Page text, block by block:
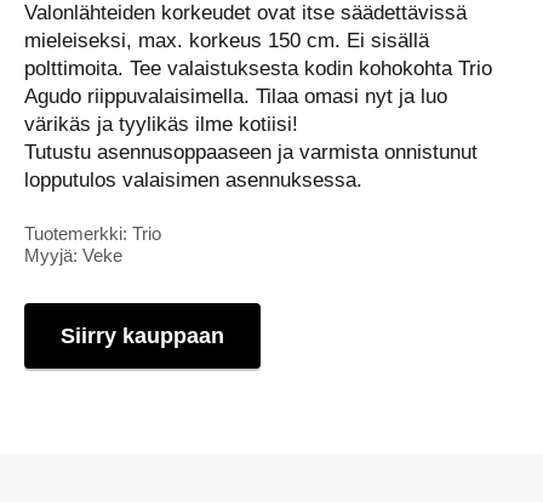
Valonlähteiden korkeudet ovat itse säädettävissä
mieleiseksi, max. korkeus 150 cm. Ei sisällä
polttimoita. Tee valaistuksesta kodin kohokohta Trio
Agudo riippuvalaisimella. Tilaa omasi nyt ja luo
värikäs ja tyylikäs ilme kotiisi!
Tutustu asennusoppaaseen ja varmista onnistunut
lopputulos valaisimen asennuksessa.
Tuotemerkki: Trio
Myyjä: Veke
Siirry kauppaan